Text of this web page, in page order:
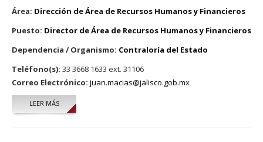
Área: Dirección de Área de Recursos Humanos y Financieros
Puesto: Director de Área de Recursos Humanos y Financieros
Dependencia / Organismo: Contraloría del Estado
Teléfono(s): 33 3668 1633 ext. 31106
Correo Electrónico: juan.macias@jalisco.gob.mx
LEER MÁSSOBRE JUAN DANIEL MACIAS SIERRA